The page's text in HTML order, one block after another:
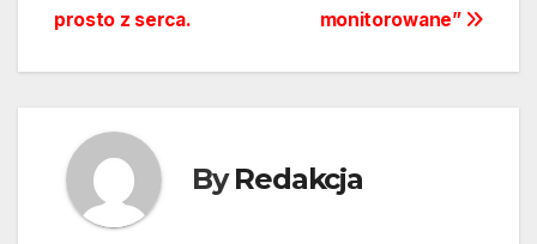
monitorowane”
prosto z serca.
ByRedakcja